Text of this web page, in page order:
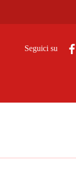
Seguici su